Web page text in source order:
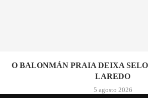
O BALONMÁN PRAIA DEIXA
LAREDO
5 agosto 2026